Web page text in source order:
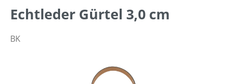
Echtleder Gürtel 3,0 cm
BK
Bildergalerie überspringen